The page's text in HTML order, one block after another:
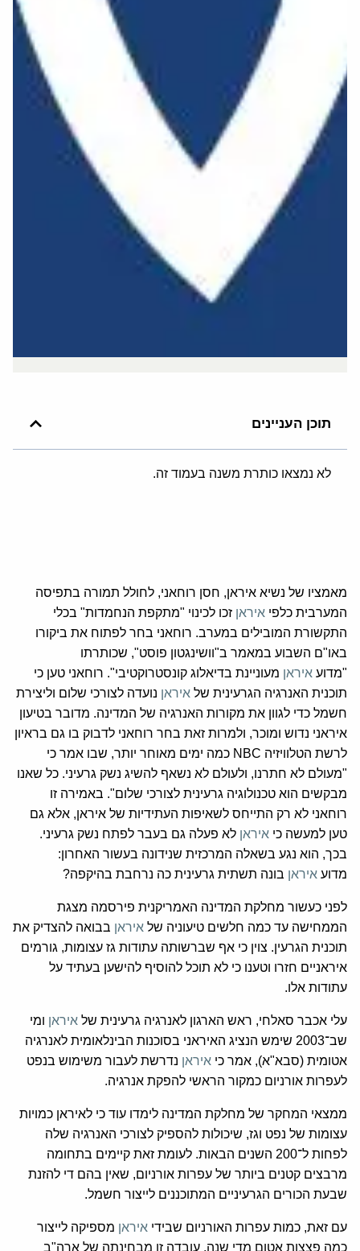
תוכן העניינים
לא נמצאו כותרת משנה בעמוד זה.
מאמציו של נשיא איראן, חסן רוחאני, לחולל תמורה בתפיסה
המערבית כלפי איראן זכו לכינוי "מתקפת הנחמדות" בכלי
התקשורת המובילים במערב. רוחאני בחר לפתוח את ביקורו
באו"ם השבוע במאמר ב"וושינגטון פוסט", שכותרתו
"מדוע איראן מעוניינת בדיאלוג קונסטרוקטיבי". רוחאני טען כי
תוכנית האנרגיה הגרעינית של איראן נועדה לצורכי שלום וליצירת
חשמל כדי לגוון את מקורות האנרגיה של המדינה. מדובר בטיעון
איראני נדוש ומוכר, ולמרות זאת בחר רוחאני לדבוק בו גם בראיון
לרשת הטלוויזיה NBC כמה ימים מאוחר יותר, שבו אמר כי
"מעולם לא חתרנו, ולעולם לא נשאף להשיג נשק גרעיני. כל שאנו
מבקשים הוא טכנולוגיה גרעינית לצורכי שלום". באמירה זו
רוחאני לא רק התייחס לשאיפות העתידיות של איראן, אלא גם
טען למעשה כי איראן לא פעלה גם בעבר לפתח נשק גרעיני.
בכך, הוא נגע בשאלה המרכזית שנידונה בעשור האחרון:
מדוע איראן בונה תשתית גרעינית כה נרחבת בהיקפה?
לפני כעשור מחלקת המדינה האמריקנית פירסמה מצגת
הממחישה עד כמה חלשים טיעוניה של איראן בבואה להצדיק את
תוכנית הגרעין. צוין כי אף שברשותה עתודות גז עצומות, גורמים
איראניים חזרו וטענו כי לא תוכל להוסיף להישען בעתיד על
עתודות אלו.
עלי אכבר סאלחי, ראש הארגון לאנרגיה גרעינית של איראן ומי
שב־2003 שימש הנציג האיראני בסוכנות הבינלאומית לאנרגיה
אטומית (סבא"א), אמר כי איראן נדרשת לעבור משימוש בנפט
לעפרות אורניום כמקור הראשי להפקת אנרגיה.
ממצאי המחקר של מחלקת המדינה לימדו עוד כי לאיראן כמויות
עצומות של נפט וגז, שיכולות להספיק לצורכי האנרגיה שלה
לפחות ל־200 השנים הבאות. לעומת זאת קיימים בתחומה
מרבצים קטנים ביותר של עפרות אורניום, שאין בהם די להזנת
שבעת הכורים הגרעיניים המתוכננים לייצור חשמל.
עם זאת, כמות עפרות האורניום שבידי איראן מספיקה לייצור
כמה פצצות אטום מדי שנה. עובדה זו מבחינתה של ארה"ב